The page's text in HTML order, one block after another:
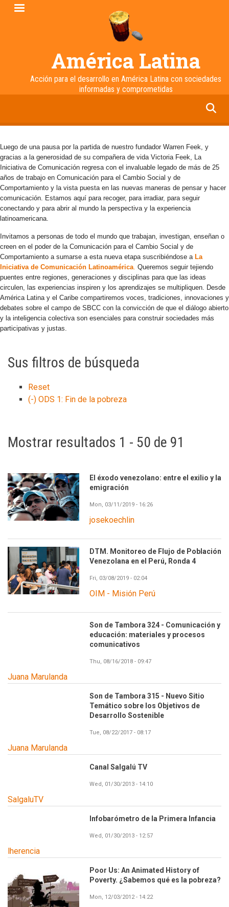
Pasar
América Latina
Acción para el desarrollo en América Latina con sociedades
informadas y comprometidas
Luego de una pausa por la partida de nuestro fundador Warren Feek, y
gracias a la generosidad de su compañera de vida Victoria Feek, La
Iniciativa de Comunicación regresa con el invaluable legado de más de 25
años de trabajo en Comunicación para el Cambio Social y de
Comportamiento y la vista puesta en las nuevas maneras de pensar y hacer
comunicación. Estamos aquí para recoger, para irradiar, para seguir
conectando y para abrir al mundo la perspectiva y la experiencia
latinoamericana.
Invitamos a personas de todo el mundo que trabajan, investigan, enseñan o
creen en el poder de la Comunicación para el Cambio Social y de
Comportamiento a sumarse a esta nueva etapa suscribiéndose a La
Iniciativa de Comunicación Latinoamérica. Queremos seguir tejiendo
puentes entre regiones, generaciones y disciplinas para que las ideas
circulen, las experiencias inspiren y los aprendizajes se multipliquen. Desde
América Latina y el Caribe compartiremos voces, tradiciones, innovaciones y
debates sobre el campo de SBCC con la convicción de que el diálogo abierto
y la inteligencia colectiva son esenciales para construir sociedades más
participativas y justas.
Sus filtros de búsqueda
Reset
(-) ODS 1: Fin de la pobreza
Mostrar resultados 1 - 50 de 91
El éxodo venezolano: entre el exilio y la
emigración
Mon, 03/11/2019 - 16:26
josekoechlin
DTM. Monitoreo de Flujo de Población
Venezolana en el Perú, Ronda 4
Fri, 03/08/2019 - 02:04
OIM - Misión Perú
Son de Tambora 324 - Comunicación y
educación: materiales y procesos
comunicativos
Thu, 08/16/2018 - 09:47
Juana Marulanda
Son de Tambora 315 - Nuevo Sitio
Temático sobre los Objetivos de
Desarrollo Sostenible
Tue, 08/22/2017 - 08:17
Juana Marulanda
Canal Salgalú TV
Wed, 01/30/2013 - 14:10
SalgaluTV
Infobarómetro de la Primera Infancia
Wed, 01/30/2013 - 12:57
lherencia
Poor Us: An Animated History of
Poverty. ¿Sabemos qué es la pobreza?
Mon, 12/03/2012 - 14:22